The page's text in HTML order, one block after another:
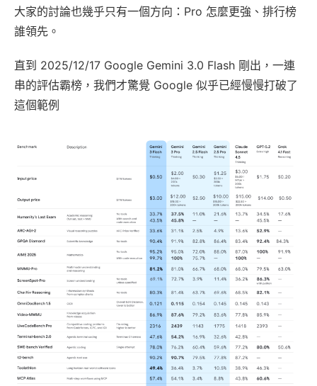
大家的討論也幾乎只有一個方向：Pro 怎麼更強、排行榜
誰領先。
直到 2025/12/17 Google Gemini 3.0 Flash 剛出，一連
串的評估霸榜，我們才驚覺 Google 似乎已經慢慢打破了
這個範例